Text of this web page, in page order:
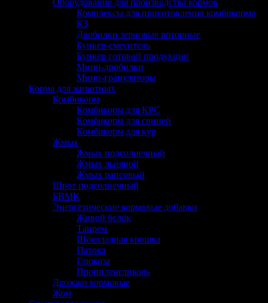
Оборудование для производства кормов
Комплексы для приготовления комбикорма
КЗ
Дробилки зерновые роторные
Бункер-смеситель
Бункер готовой продукции
Мини-дробилки
Мини-грануляторы
Корма для животных
Комбикорм
Комбикорм для КРС
Комбикорм для свиней
Комбикорм для кур
Жмых
Жмых подсолнечный
Жмых льняной
Жмых рапсовый
Шрот подсолнечный
БВМК
Энергетические кормовые добавки
Живой белок
Танрем
Шоколадная крошка
Патока
Глюкоза
Пропиленгликоль
Дрожжи кормовые
Жом